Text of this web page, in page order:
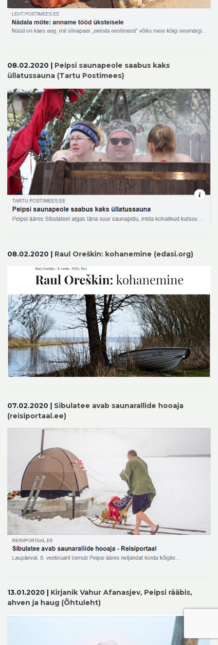
08.02.2020 | Peipsi saunapeole saabus kaks
üllatussauna (Tartu Postimees)
08.02.2020 | Raul Oreškin: kohanemine (edasi.org)
07.02.2020 | Sibulatee avab saunarallide hooaja
(reisiportaal.ee)
13.01.2020 | Kirjanik Vahur Afanasjev, Peipsi rääbis,
ahven ja haug (Õhtuleht)